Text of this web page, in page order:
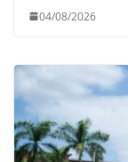
04/08/2026